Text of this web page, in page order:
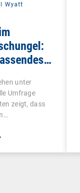
Wyatt
unter
Umfrage
zeigt, dass